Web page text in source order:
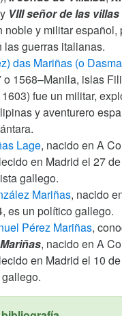
y VIII señor de las
noble y militar español,
las guerras italianas.
das Mariñas (o
o 1568–Manila, islas
fue un militar,
y aventurero
Lage, nacido en A
en Madrid el 27
gallego.
Mariñas, nacido
es un político gallego.
Pérez Mariñas,
, nacido en A
en Madrid el 10